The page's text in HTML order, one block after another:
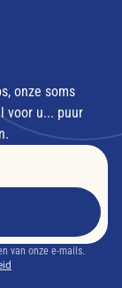
onze soms
voor u... puur
van onze e-mails.